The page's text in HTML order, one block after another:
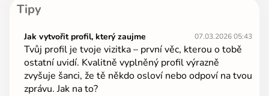
Tipy
Jak vytvořit profil, který zaujme 07.03.2026 05:43
Tvůj profil je tvoje vizitka – první věc, kterou o tobě
ostatní uvidí. Kvalitně vyplněný profil výrazně
zvyšuje šanci, že tě někdo osloví nebo odpoví na tvou
zprávu. Jak na to?